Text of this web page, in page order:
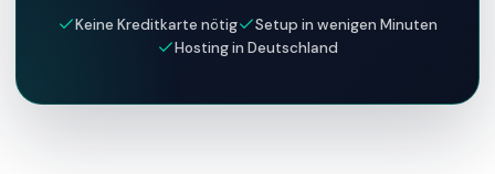
Keine Kreditkarte nötig
Setup in wenigen Minuten
Hosting in Deutschland